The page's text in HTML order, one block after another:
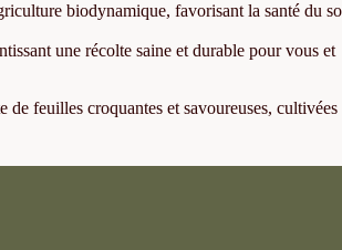
biodynamique, favorisant la santé du
une récolte saine et durable pour vous et
feuilles croquantes et savoureuses, cultivées